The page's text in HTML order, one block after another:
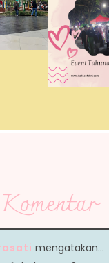
Komentar
mengatakan…